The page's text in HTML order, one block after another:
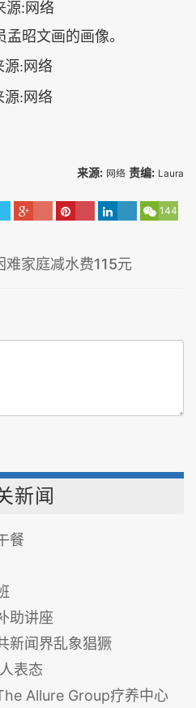
昭文画的画像。
来源: 网络 责编: Laura
144
难家庭减水费115元
新闻
餐
助讲座
新闻界乱象猖獗
表态
Allure Group疗养中心